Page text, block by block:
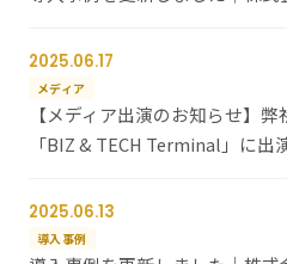
2025.06.17
メディア
【メディア出演のお知らせ】
「BIZ & TECH Terminal」に出
2025.06.13
導入事例